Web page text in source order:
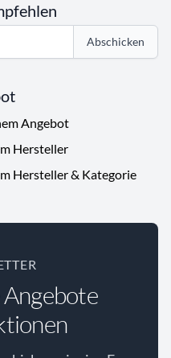
Abschicken
Angebot
Hersteller
Hersteller & Kategorie
Angebote